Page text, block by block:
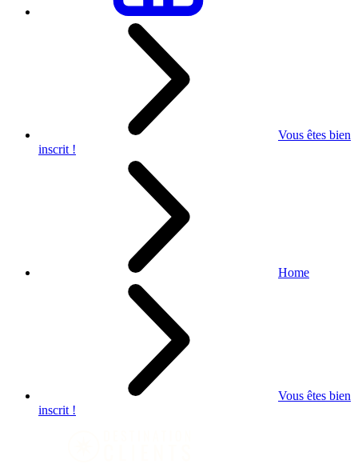
Vous êtes bien
inscrit !
Home
Vous êtes bien
inscrit !